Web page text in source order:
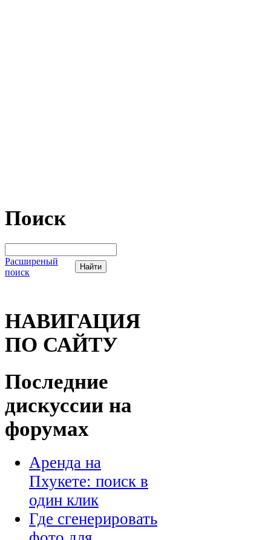
Поиск
Расширеный
поиск
НАВИГАЦИЯ
ПО САЙТУ
Последние
дискуссии на
форумах
Аренда на
Пхукете: поиск в
один клик
Где сгенерировать